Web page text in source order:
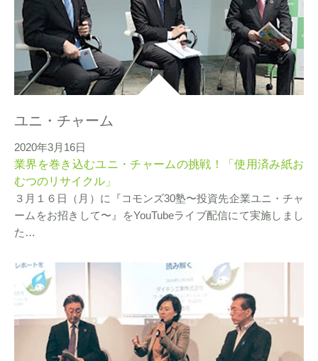
ユニ・チャーム
2020年3月16日
業界を巻き込むユニ・チャームの挑戦！「使用済み紙お
むつのリサイクル」
３月１６日（月）に『コモンズ30塾〜投資先企業ユニ・チャ
ームをお招きして〜』をYouTubeライブ配信にて実施しまし
た…